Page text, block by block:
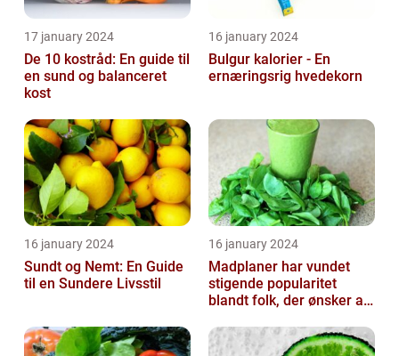
17 january 2024
De 10 kostråd: En guide til
en sund og balanceret
kost
16 january 2024
Bulgur kalorier - En
ernæringsrig hvedekorn
16 january 2024
Sundt og Nemt: En Guide
til en Sundere Livsstil
16 january 2024
Madplaner har vundet
stigende popularitet
blandt folk, der ønsker at
deres...